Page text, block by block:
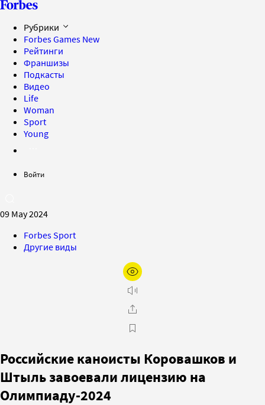
Рубрики
Forbes Games New
Рейтинги
Франшизы
Подкасты
Видео
Life
Woman
Sport
Young
Войти
09 May 2024
Forbes Sport
Другие виды
Российские каноисты Коровашков и
Штыль завоевали лицензию на
Олимпиаду-2024